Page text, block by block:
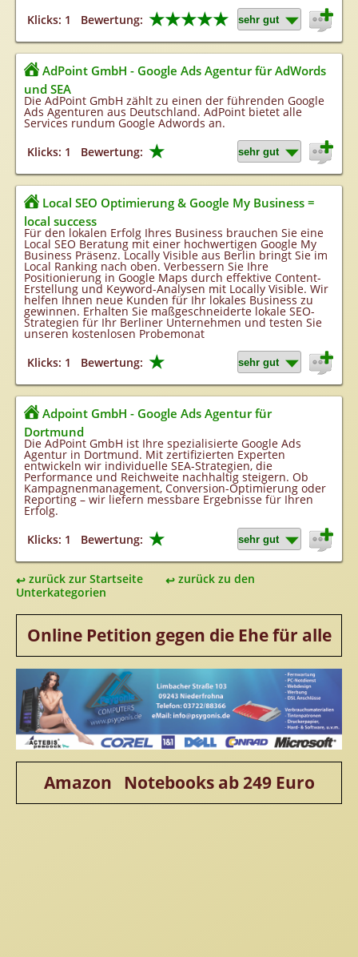
Klicks: 1
Bewertung: ★★★★★
AdPoint GmbH - Google Ads Agentur für AdWords
und SEA
Die AdPoint GmbH zählt zu einen der führenden Google
Ads Agenturen aus Deutschland. AdPoint bietet alle
Services rundum Google Adwords an.
Klicks: 1
Bewertung: ★
Local SEO Optimierung & Google My Business =
local success
Für den lokalen Erfolg Ihres Business brauchen Sie eine
Local SEO Beratung mit einer hochwertigen Google My
Business Präsenz. Locally Visible aus Berlin bringt Sie im
Local Ranking nach oben. Verbessern Sie Ihre
Positionierung in Google Maps durch effektive Content-
Erstellung und Keyword-Analysen mit Locally Visible. Wir
helfen Ihnen neue Kunden für Ihr lokales Business zu
gewinnen. Erhalten Sie maßgeschneiderte lokale SEO-
Strategien für Ihr Berliner Unternehmen und testen Sie
unseren kostenlosen Probemonat
Klicks: 1
Bewertung: ★
Adpoint GmbH - Google Ads Agentur für
Dortmund
Die AdPoint GmbH ist Ihre spezialisierte Google Ads
Agentur in Dortmund. Mit zertifizierten Experten
entwickeln wir individuelle SEA-Strategien, die
Performance und Reichweite nachhaltig steigern. Ob
Kampagnenmanagement, Conversion-Optimierung oder
Reporting – wir liefern messbare Ergebnisse für Ihren
Erfolg.
Klicks: 1
Bewertung: ★
zurück zur Startseite
zurück zu den
Unterkategorien
Online Petition gegen die Ehe für alle
Amazon Notebooks ab 249 Euro